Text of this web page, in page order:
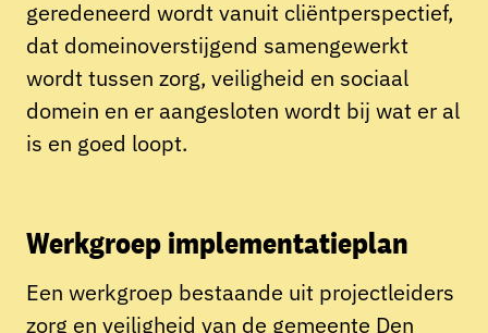
geredeneerd wordt vanuit cliëntperspectief,
dat domeinoverstijgend samengewerkt
wordt tussen zorg, veiligheid en sociaal
domein en er aangesloten wordt bij wat er al
is en goed loopt.
Werkgroep implementatieplan
Een werkgroep bestaande uit projectleiders
zorg en veiligheid van de gemeente Den